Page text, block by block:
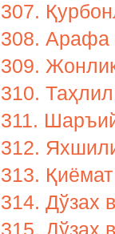
307.
308. Арафа
309.
310.
311.
312.
313. Қиёмат
314. Дўзах
315. Дўзах